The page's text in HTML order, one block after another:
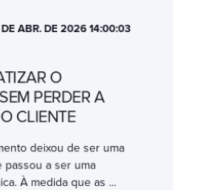
ABR. DE 2026 14:00:03
O
PERDER A
CLIENTE
deixou de ser uma
passou a ser uma
À medida que as ...